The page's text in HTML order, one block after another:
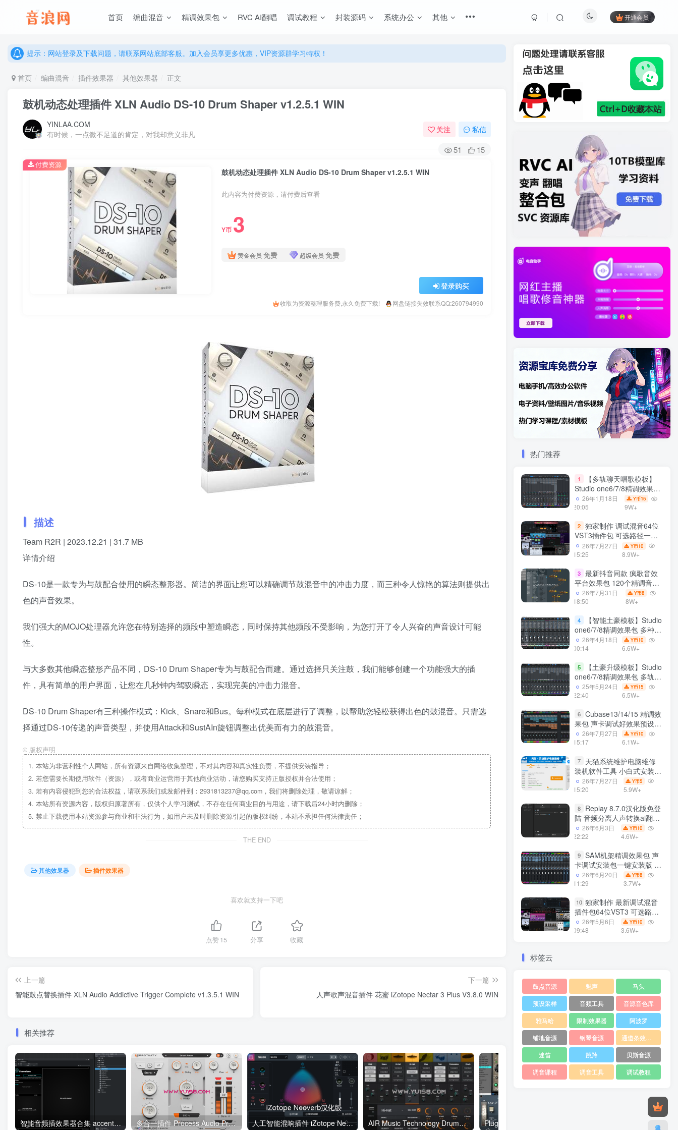
首页 编曲混音 精调效果包 RVC AI翻唱 调试教程 封装源码 系统办公 其他 开通会员
说明：有任何问题请联系网站客服处理，开通会员可解锁全站资源，无限制永久使用下载！
说明：有任何问题请联系网站客服处理，开通会员可解锁全站资源，无限制永久使用下载！
首页 编曲混音 插件效果器 其他效果器 正文
鼓机动态处理插件 XLN Audio DS-10 Drum Shaper v1.2.5.1 WIN
YINLAA.COM
有时候，一点微不足道的肯定，对我却意义非凡
关注 私信
51 15
鼓机动态处理插件 XLN Audio DS-10 Drum Shaper v1.2.5.1 WIN
此内容为付费资源，请付费后查看
Y币 3
黄金会员 免费 超级会员 免费
登录购买
收取为资源整理服务费,永久免费下载! 网盘链接失效联系QQ:260794990
付费资源
描述
Team R2R | 2023.12.21 | 31.7 MB
详情介绍
DS-10是一款专为与鼓配合使用的瞬态整形器。简洁的界面让您可以精确调节鼓混音中的冲击力度，而三种令人惊艳的算法则提供出
色的声音效果。
我们强大的MOJO处理器允许您在特别选择的频段中塑造瞬态，同时保持其他频段不受影响，为您打开了令人兴奋的声音设计可能
性。
与大多数其他瞬态整形产品不同，DS-10 Drum Shaper专为与鼓配合而建。通过选择只关注鼓，我们能够创建一个功能强大的插
件，具有简单的用户界面，让您在几秒钟内驾驭瞬态，实现完美的冲击力混音。
DS-10 Drum Shaper有三种操作模式：Kick、Snare和Bus。每种模式在底层进行了调整，以帮助您轻松获得出色的鼓混音。只需选
择通过DS-10传递的声音类型，并使用Attack和SustAIn旋钮调整出优美而有力的鼓混音。
© 版权声明
1. 本站为非营利性个人网站，所有资源来自网络收集整理，不对其内容和真实性负责，不提供安装指导；
2. 若您需要长期使用软件（资源），或者商业运营用于其他商业活动，请您购买支持正版授权并合法使用；
3. 若有内容侵犯到您的合法权益，请联系我们或发邮件到：2931813237@qq.com，我们将删除处理，敬请谅解；
4. 本站所有资源内容，版权归原著所有，仅供个人学习测试，不存在任何商业目的与用途，请下载后24小时内删除；
5. 禁止下载使用本站资源参与商业和非法行为，如用户未及时删除资源引起的版权纠纷，本站不承担任何法律责任；
THE END
其他效果器 插件效果器
喜欢就支持一下吧
点赞15 分享 收藏
上一篇
智能鼓点替换插件 XLN Audio Addictive Trigger Complete v1.3.5.1 WIN
下一篇
人声歌声混音插件 花蜜 iZotope Nectar 3 Plus V3.8.0 WIN
相关推荐
智能音频插效果器合集 accentize.Bundle.2021.10.CE WIN 多合一插件 Process Audio Protility v1.0.0 VST3 AU AAX WiN 人工智能混响插件 iZotope Neoverb v1.3.0汉化版 VST3格式 WiN AIR Music Technology DrumSynth 1.2.1.14 WiN
热门推荐
1
【多轨聊天唱歌模板】
Studio one6/7/8精调效果包
多种效果模式 声卡调试好直
播预设模板
26年1月18日
20:05
Y币15
9W+
2 独家制作 调试混音64位
VST3插件包 可选路径一键
安装600个效果器合集v2.0
WiN 支持定制
26年7月27日
15:25
Y币10
8.9W+
3 最新抖音同款 疯歌音效
平台效果包 120个精调音效
包+软件自带170个音效
+600个插件 带安装教程全
26年7月31日
18:50
Y币8
8W+
4
【智能土豪模板】Studio
one6/7/8精调效果包 多种效
果模式可选 声卡调试好预设
模板 带插件全套文件
26年4月18日
00:14
Y币10
6.6W+
5
【土豪升级模板】Studio
one6/7/8精调效果包 多轨道
效果模式可选 声卡调试好预
设模板 带插件全套文件
25年5月24日
22:40
Y币15
6.5W+
6 Cubase13/14/15 精调效
果包 声卡调试好效果预设工
程模板 带插件全套文件
26年7月27日
15:17
Y币10
6.1W+
7
天猫系统维护电脑维修
装机软件工具 小白式安装
完全一键安装系统 电脑系统
装机软件 一键重装系统
26年7月27日
15:20
Y币5
5.9W+
8
Replay 8.7.0汉化版免登
陆 音频分离人声转换ai翻唱
支持50系显卡 一键安装
WiN
26年6月3日
22:22
Y币10
4.6W+
9 SAM机架精调效果包 声
卡调试安装包一键安装版 带
插件包预设效果文件
26年6月20日
11:29
Y币8
3.7W+
10 独家制作 最新调试混音
插件包64位VST3 可选路径
一键安装550个效果器合集
v3.0 WiN 支持定制
26年5月6日
09:48
Y币10
3.6W+
标签云
鼓点音源 魅声
马头
预设采样
音频工具
音源音色库
雅马哈
限制效果器
阿波罗
铺地音源
钢琴音源
通道条效果器
迷笛
跳羚
贝斯音源
调音课程
调音工具 调试教程